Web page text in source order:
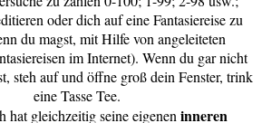
oder dich auf eine Fantasiereise zu
du magst, mit Hilfe von angeleiteten
im Internet). Wenn du gar nicht
steh auf und öffne groß dein Fenster, trink
eine Tasse Tee.
hat gleichzeitig seine eigeneninneren